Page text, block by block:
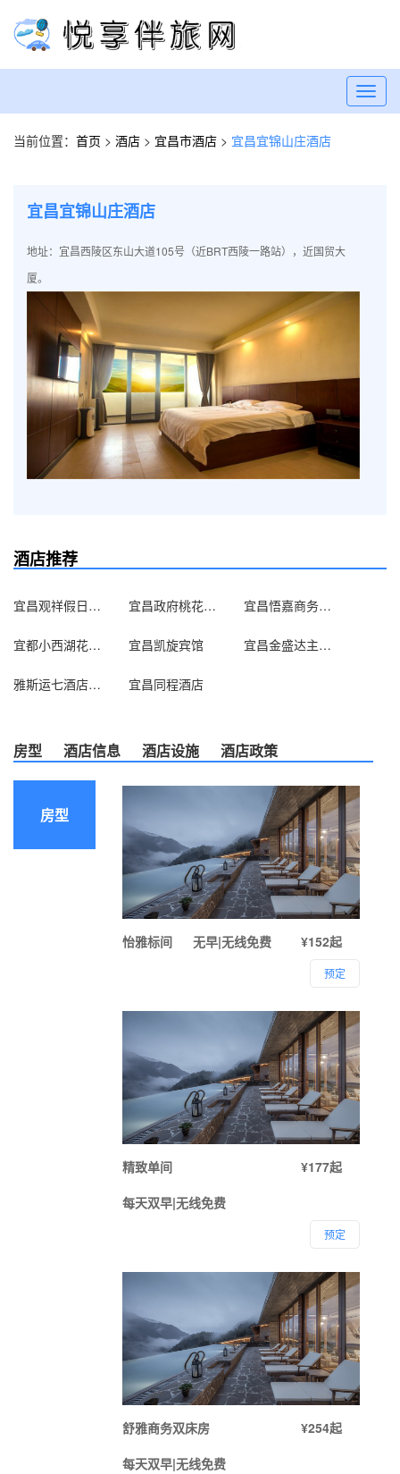
当前位置： 首页 > 酒店 > 宜昌市酒店 > 宜昌宜锦山庄酒店
宜昌宜锦山庄酒店
地址：宜昌西陵区东山大道105号（近BRT西陵一路站），近国贸大
厦。
酒店推荐
宜昌观祥假日大酒店 宜昌政府桃花岭接待中心 宜昌悟嘉商务酒店
宜都小西湖花园酒店 宜昌凯旋宾馆 宜昌金盛达主题酒店
雅斯运七酒店（宜昌夷陵广场店） 宜昌同程酒店
房型 酒店信息 酒店设施 酒店政策
房型
怡雅标间 ¥152起
无早|无线免费
预定
精致单间
¥177起
每天双早|无线免费
预定
舒雅商务双床房
¥254起
每天双早|无线免费